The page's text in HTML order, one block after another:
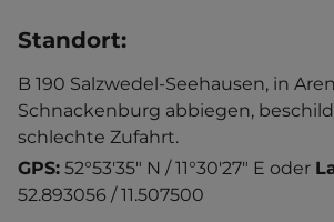
Standort:
B 190 Salzwedel-Seehausen, in
Schnackenburg abbiegen,
schlechte Zufahrt.
GPS: 52°53'35" N / 11°30'27" E oder
52.893056 / 11.507500